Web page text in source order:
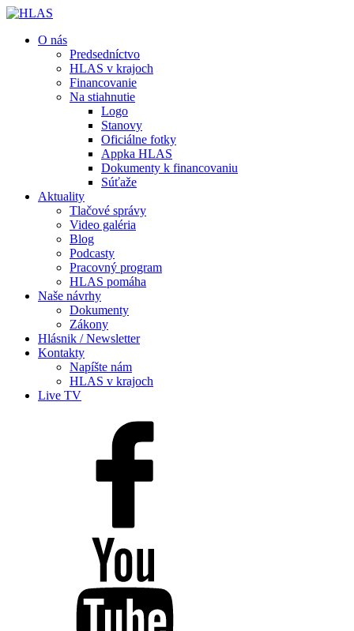
O nás
Predsedníctvo
HLAS v krajoch
Financovanie
Na stiahnutie
Logo
Stanovy
Oficiálne fotky
Appka HLAS
Dokumenty k financovaniu
Súťaže
Aktuality
Tlačové správy
Video galéria
Blog
Podcasty
Pracovný program
HLAS pomáha
Naše návrhy
Dokumenty
Zákony
Hlásnik / Newsletter
Kontakty
Napíšte nám
HLAS v krajoch
Live TV